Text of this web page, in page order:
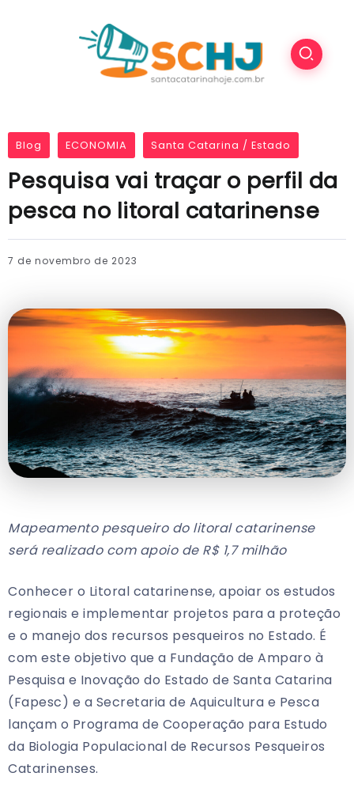
Blog ECONOMIA Santa Catarina / Estado
Pesquisa vai traçar o perfil da
pesca no litoral catarinense
7 de novembro de 2023
Mapeamento pesqueiro do litoral catarinense
será realizado com apoio de R$ 1,7 milhão
Conhecer o Litoral catarinense, apoiar os estudos
regionais e implementar projetos para a proteção
e o manejo dos recursos pesqueiros no Estado. É
com este objetivo que a Fundação de Amparo à
Pesquisa e Inovação do Estado de Santa Catarina
(Fapesc) e a Secretaria de Aquicultura e Pesca
lançam o Programa de Cooperação para Estudo
da Biologia Populacional de Recursos Pesqueiros
Catarinenses.